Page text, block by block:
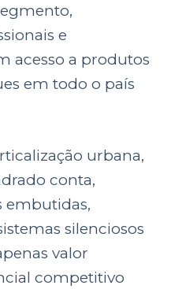
e
acesso a produtos
em todo o país
urbana,
conta,
embutidas,
silenciosos
valor
competitivo